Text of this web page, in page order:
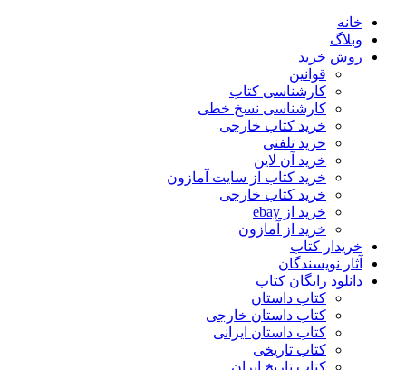
خانه
وبلاگ
روش خرید
قوانین
کارشناسی کتاب
کارشناسی نسخ خطی
خرید کتاب خارجی
خرید تلفنی
خرید آن لاین
خرید کتاب از سایت آمازون
خرید کتاب خارجی
خرید از ebay
خرید از آمازون
خریدار کتاب
آثار نویسندگان
دانلود رایگان کتاب
کتاب داستان
کتاب داستان خارجی
کتاب داستان ایرانی
کتاب تاریخی